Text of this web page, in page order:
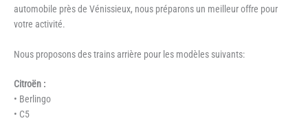
automobile près de Vénissieux, nous préparons un meilleur offre pour
votre activité.
Nous proposons des trains arrière pour les modèles suivants:
Citroën :
• Berlingo
• C5